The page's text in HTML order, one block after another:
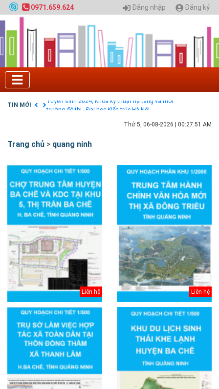
0971.659.624 Đăng nhập Đăng ký
TIN MỚI
Tuyển sinh 2025, Khoa kỹ thuật hạ tầng và môi
trường đô thị - Đại học Kiến trúc Hà Nội
Chính sách thanh toán
Điều khoản dịch vụ
Quy hoạch chung hệ thống đê điều thành phố Hà
GIAO LƯU TRỰC TUYẾN - TƯ VẤN TUYỂN SINH ĐẠI
SỐ 02
Thứ 5, 06-08-2026 00:27:52 AM
Trang chủ > quang ninh
Liên hệ Liên hệ